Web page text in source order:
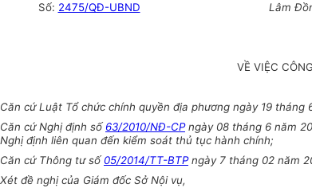
Số: 2475/QĐ-UBND Lâm
VỀ VIỆC
Căn cứ Luật Tổ chức chính quyền địa phương ngày 19 tháng
Căn cứ Nghị định số 63/2010/NĐ-CPngày 08 tháng 6 năm
Nghị định liên quan đến kiểm soát thủ tục hành chính;
Căn cứ Thông tư số 05/2014/TT-BTPngày 7 tháng 02 năm
Xét đề nghị của Giám đốc Sở Nội vụ,